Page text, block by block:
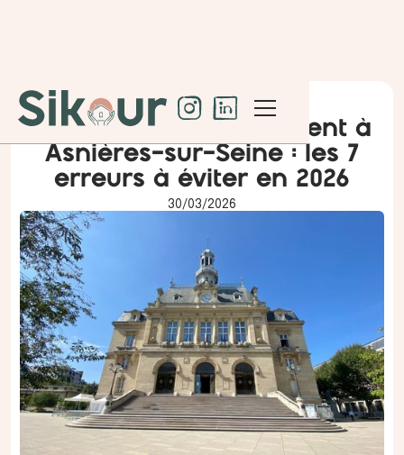
Vendre son appartement à
Asnières-sur-Seine : les 7
erreurs à éviter en 2026
30/03/2026